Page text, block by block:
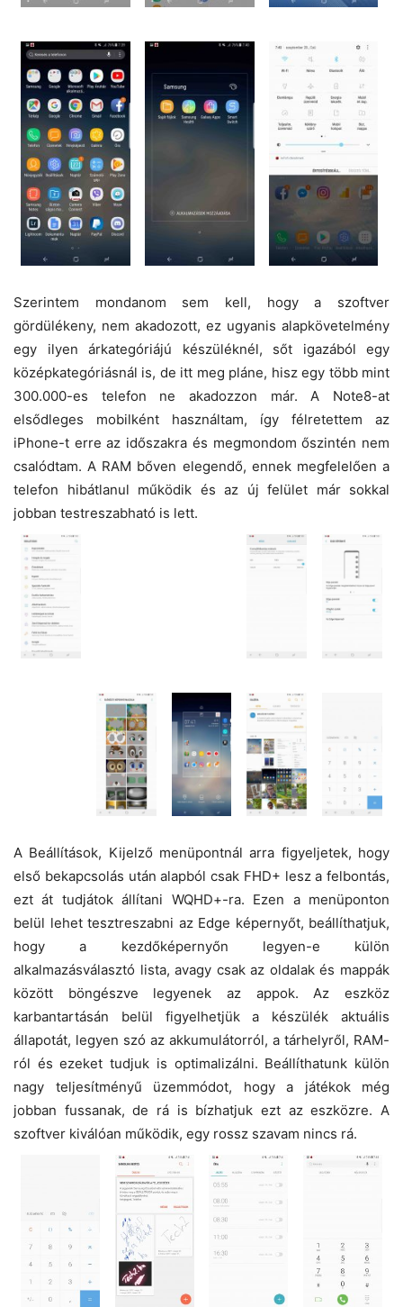
Szerintem mondanom sem kell, hogy a szoftver
gördülékeny, nem akadozott, ez ugyanis alapkövetelmény
egy ilyen árkategóriájú készüléknél, sőt igazából egy
középkategóriásnál is, de itt meg pláne, hisz egy több mint
300.000-es telefon ne akadozzon már. A Note8-at
elsődleges mobilként használtam, így félretettem az
iPhone-t erre az időszakra és megmondom őszintén nem
csalódtam. A RAM bőven elegendő, ennek megfelelően a
telefon hibátlanul működik és az új felület már sokkal
jobban testreszabható is lett.
A Beállítások, Kijelző menüpontnál arra figyeljetek, hogy
első bekapcsolás után alapból csak FHD+ lesz a felbontás,
ezt át tudjátok állítani WQHD+-ra. Ezen a menüponton
belül lehet tesztreszabni az Edge képernyőt, beállíthatjuk,
hogy a kezdőképernyőn legyen-e külön
alkalmazásválasztó lista, avagy csak az oldalak és mappák
között böngészve legyenek az appok. Az eszköz
karbantartásán belül figyelhetjük a készülék aktuális
állapotát, legyen szó az akkumulátorról, a tárhelyről, RAM-
ról és ezeket tudjuk is optimalizálni. Beállíthatunk külön
nagy teljesítményű üzemmódot, hogy a játékok még
jobban fussanak, de rá is bízhatjuk ezt az eszközre. A
szoftver kiválóan működik, egy rossz szavam nincs rá.